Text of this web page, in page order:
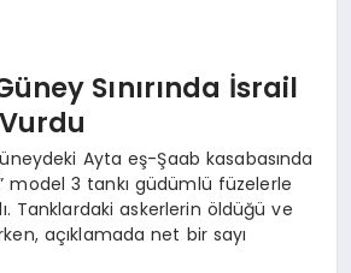
Sınırında İsrail
Ayta eş-Şaab kasabasında
model 3 tankı güdümlü füzelerle
Tanklardaki askerlerin öldüğü ve
açıklamada net bir sayı